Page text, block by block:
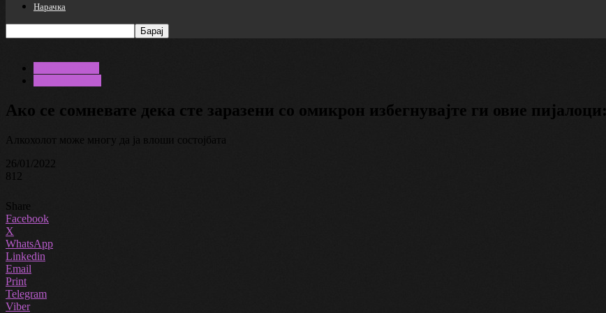
Нарачка
Ако се сомневате дека сте заразени со омикрон избегнувајте ги овие пијалоци:
Алкохолот може многу да ја влоши состојбата
26/01/2022
812
Share
Facebook
X
WhatsApp
Linkedin
Email
Print
Telegram
Viber